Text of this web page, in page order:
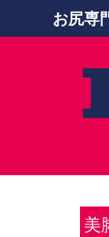
お尻専